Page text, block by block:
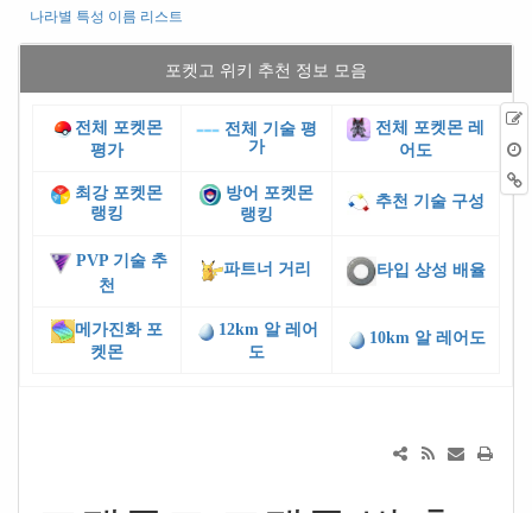
나라별 특성 이름 리스트
포켓고 위키 추천 정보 모음
전체 포켓몬
평가
전체 기술 평
가
전체 포켓몬 레
어도
최강 포켓몬
랭킹
방어 포켓몬
랭킹
추천 기술 구성
PVP 기술 추
천
파트너 거리 타입 상성 배율
메가진화 포
켓몬
12km 알 레어
도
10km 알 레어도